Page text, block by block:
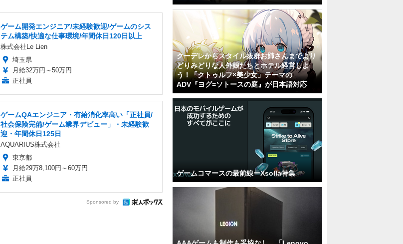
ゲーム開発エンジニア/未経験歓迎/ゲームのシス
テム構築/快適な仕事環境/年間休日120日以上
株式会社Le Lien
埼玉県
月給32万円～50万円
正社員
ゲームQAエンジニア・有給消化率高い「正社員/
社会保険完備/ゲーム業界デビュー」・未経験歓
迎・年間休日125日
AQUARIUS株式会社
東京都
月給29万8,100円～60万円
正社員
Sponsored by
クーデレからスタイル抜群お姉さんまでより
どりみどりな人外娘たちとホテル経営しよ
う！「クトゥルフ×美少女」テーマの
ADV『ヨグ=ソトースの庭』が日本語対応
ゲームコマースの最前線ーXsolla特集